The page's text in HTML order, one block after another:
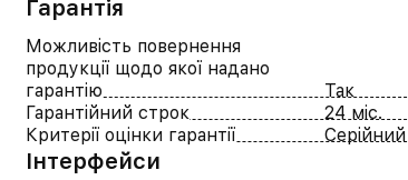
Гарантія
Можливість повернення
продукції щодо якої надано
гарантію
Так
Гарантійний строк
24 міс.
Критерії оцінки гарантії
Iнтерфейси